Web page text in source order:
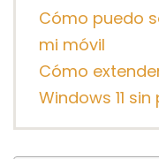
Cómo puedo
mi móvil
Cómo
Windows 11